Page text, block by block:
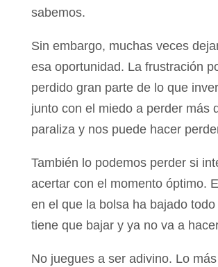
sabemos.
Sin embargo, muchas veces
esa oportunidad. La frustración
perdido gran parte de lo que
junto con el miedo a perder más
paraliza y nos puede hacer
También lo podemos perder si
acertar con el momento óptimo.
en el que la bolsa ha bajado
tiene que bajar y ya no va a
No juegues a ser adivino. Lo